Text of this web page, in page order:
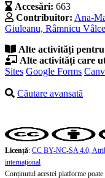
Accesări: 663
Contribuitor: Ana-
Giuleanu, Râmnicu
Alte activități
Alte activități care
Sites Google Forms
Căutare avansată
Licență: CC BY-NC-SA 4.0,
internațional
Conținutul acestei platforme